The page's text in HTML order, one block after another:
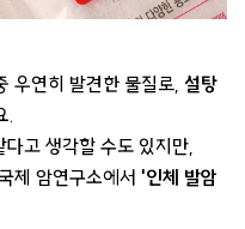
우연히 발견한 물질로, 설탕
.
고 생각할 수도 있지만,
제 암연구소에서 '인체 발암